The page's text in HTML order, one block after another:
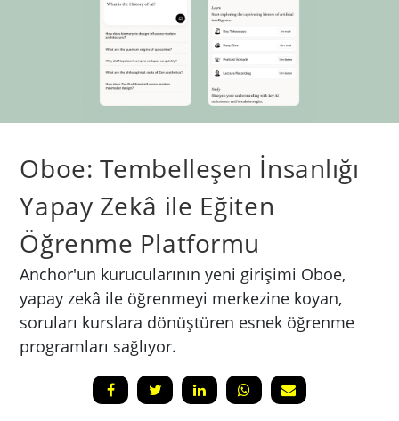
Oboe: Tembelleşen İnsanlığı
Yapay Zekâ ile Eğiten
Öğrenme Platformu
Anchor'un kurucularının yeni girişimi Oboe,
yapay zekâ ile öğrenmeyi merkezine koyan,
soruları kurslara dönüştüren esnek öğrenme
programları sağlıyor.